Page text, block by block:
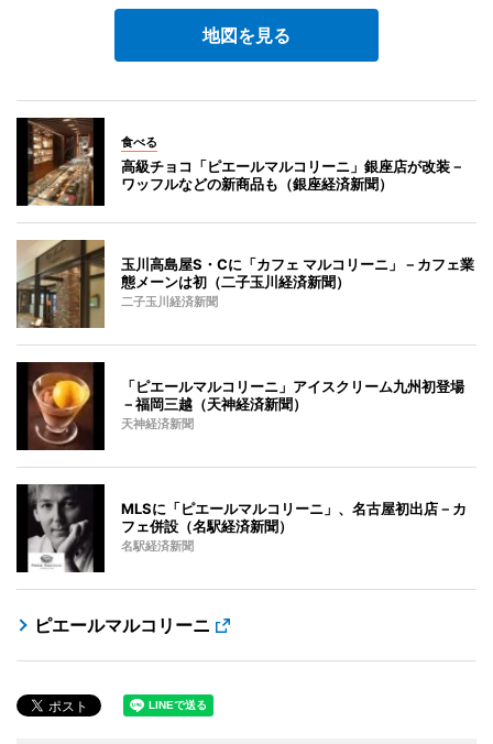
地図を見る
食べる
高級チョコ「ピエールマルコリーニ」銀座店が改装－
ワッフルなどの新商品も（銀座経済新聞）
玉川高島屋S・Cに「カフェ マルコリーニ」－カフェ業
態メーンは初（二子玉川経済新聞）
二子玉川経済新聞
「ピエールマルコリーニ」アイスクリーム九州初登場
－福岡三越（天神経済新聞）
天神経済新聞
MLSに「ピエールマルコリーニ」、名古屋初出店－カ
フェ併設（名駅経済新聞）
名駅経済新聞
ピエールマルコリーニ